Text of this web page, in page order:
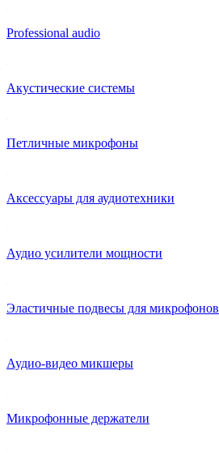
Professional audio
Акустические системы
Петличные микрофоны
Аксессуары для аудиотехники
Аудио усилители мощности
Эластичные подвесы для микрофонов
Аудио-видео микшеры
Микрофонные держатели